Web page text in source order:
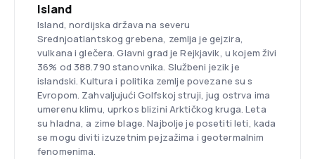
Island
Island, nordijska država na severu
Srednjoatlantskog grebena, zemlja je gejzira,
vulkana i glečera. Glavni grad je Rejkjavik, u kojem živi
36% od 388.790 stanovnika. Službeni jezik je
islandski. Kultura i politika zemlje povezane su s
Evropom. Zahvaljujući Golfskoj struji, jug ostrva ima
umerenu klimu, uprkos blizini Arktičkog kruga. Leta
su hladna, a zime blage. Najbolje je posetiti leti, kada
se mogu diviti izuzetnim pejzažima i geotermalnim
fenomenima.